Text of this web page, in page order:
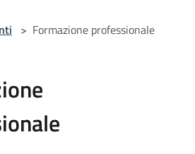
> Formazione professionale